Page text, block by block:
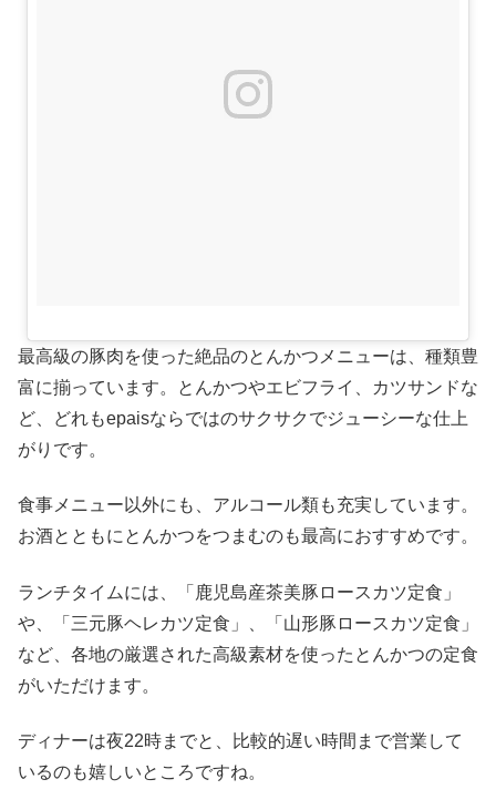
最高級の豚肉を使った絶品のとんかつメニューは、種類豊
富に揃っています。とんかつやエビフライ、カツサンドな
ど、どれもepaisならではのサクサクでジューシーな仕上
がりです。
食事メニュー以外にも、アルコール類も充実しています。
お酒とともにとんかつをつまむのも最高におすすめです。
ランチタイムには、「鹿児島産茶美豚ロースカツ定食」
や、「三元豚ヘレカツ定食」、「山形豚ロースカツ定食」
など、各地の厳選された高級素材を使ったとんかつの定食
がいただけます。
ディナーは夜22時までと、比較的遅い時間まで営業して
いるのも嬉しいところですね。